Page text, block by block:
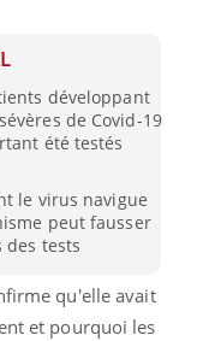
développant
de Covid-19
été testés
le virus navigue
peut fausser
des tests
qu'elle avait
et pourquoi les